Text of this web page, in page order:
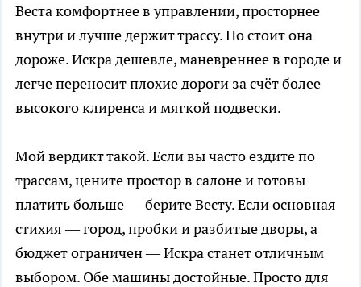
Веста комфортнее в управлении, просторнее
внутри и лучше держит трассу. Но стоит она
дороже. Искра дешевле, маневреннее в городе и
легче переносит плохие дороги за счёт более
высокого клиренса и мягкой подвески.
Мой вердикт такой. Если вы часто ездите по
трассам, цените простор в салоне и готовы
платить больше — берите Весту. Если основная
стихия — город, пробки и разбитые дворы, а
бюджет ограничен — Искра станет отличным
выбором. Обе машины достойные. Просто для